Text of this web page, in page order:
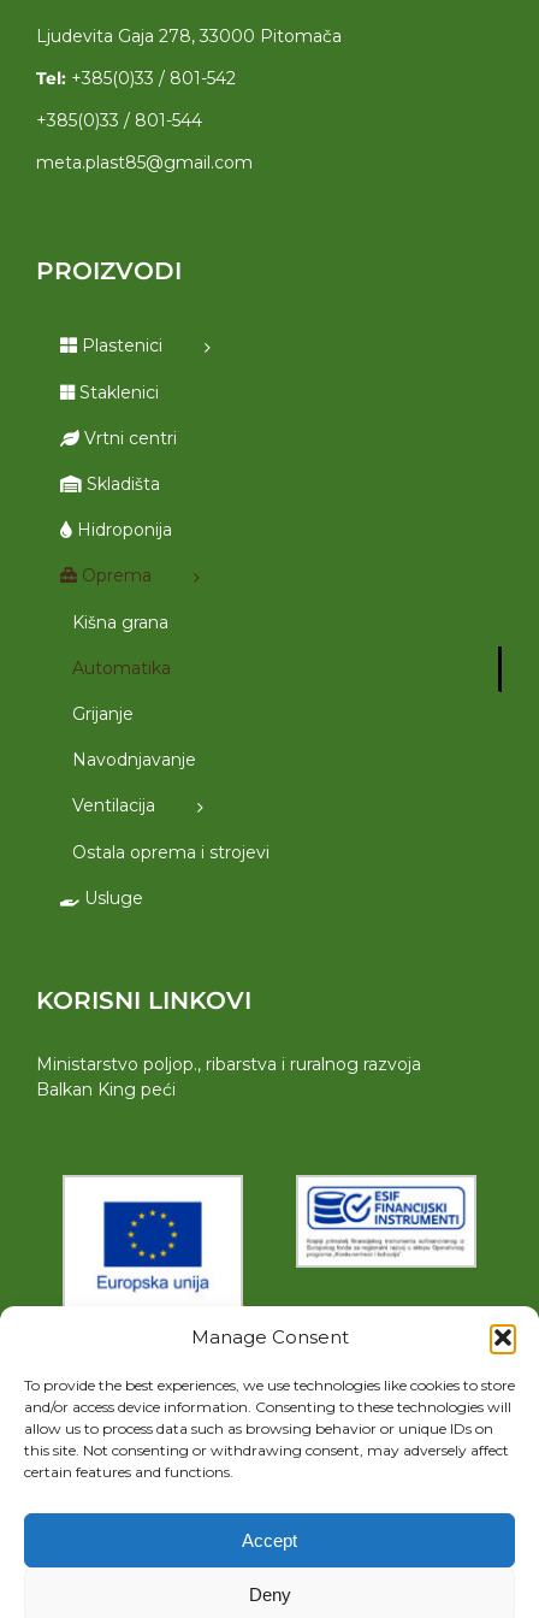
Manage Consent
To provide the best experiences, we use technologies like cookies to store
and/or access device information. Consenting to these technologies will
allow us to process data such as browsing behavior or unique IDs on
this site. Not consenting or withdrawing consent, may adversely affect
certain features and functions.
Accept
Deny
Ljudevita Gaja 278, 33000 Pitomača
Tel: +385(0)33 / 801-542
+385(0)33 / 801-544
meta.plast85@gmail.com
PROIZVODI
Plastenici
Staklenici
Vrtni centri
Skladišta
Hidroponija
Oprema
Kišna grana
Automatika
Grijanje
Navodnjavanje
Ventilacija
Ostala oprema i strojevi
Usluge
KORISNI LINKOVI
Ministarstvo poljop., ribarstva i ruralnog razvoja
Balkan King peći
GET SOCIAL